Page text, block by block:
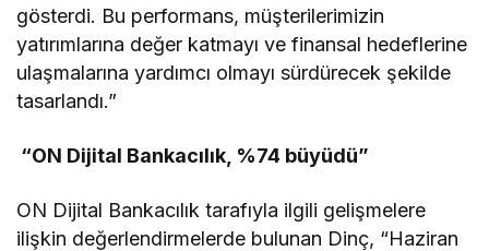
gösterdi. Bu performans, müşterilerimizin
yatırımlarına değer katmayı ve finansal hedeflerine
ulaşmalarına yardımcı olmayı sürdürecek şekilde
tasarlandı.”
“ON Dijital Bankacılık, %74 büyüdü”
ON Dijital Bankacılık tarafıyla ilgili gelişmelere
ilişkin değerlendirmelerde bulunan Dinç, “Haziran